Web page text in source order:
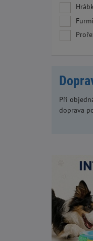
Při
doprava